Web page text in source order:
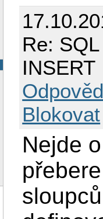
Re:
INSERT
Blokovat
Nejde